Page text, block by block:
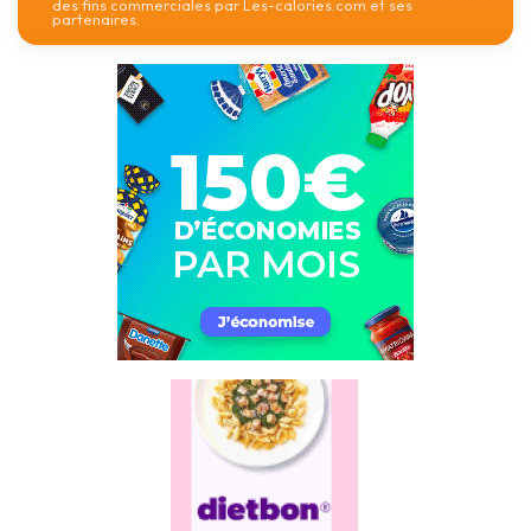
des fins commerciales par Les-calories.com et ses
partenaires.